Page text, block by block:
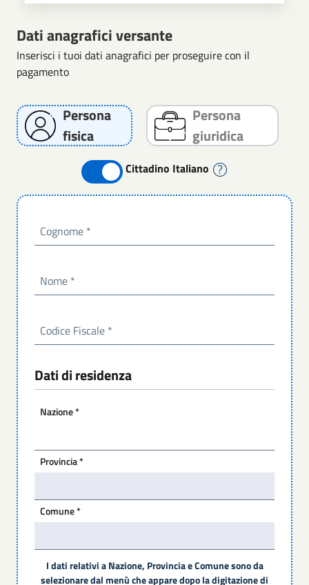
Dati anagrafici versante
Inserisci i tuoi dati anagrafici per proseguire con il
pagamento
Persona
fisica
Persona
giuridica
Cittadino Italiano
Cognome *
Nome *
Codice Fiscale *
Dati di residenza
Nazione*
Provincia*
Comune*
I dati relativi a Nazione, Provincia e Comune sono da
selezionare dal menù che appare dopo la digitazione di